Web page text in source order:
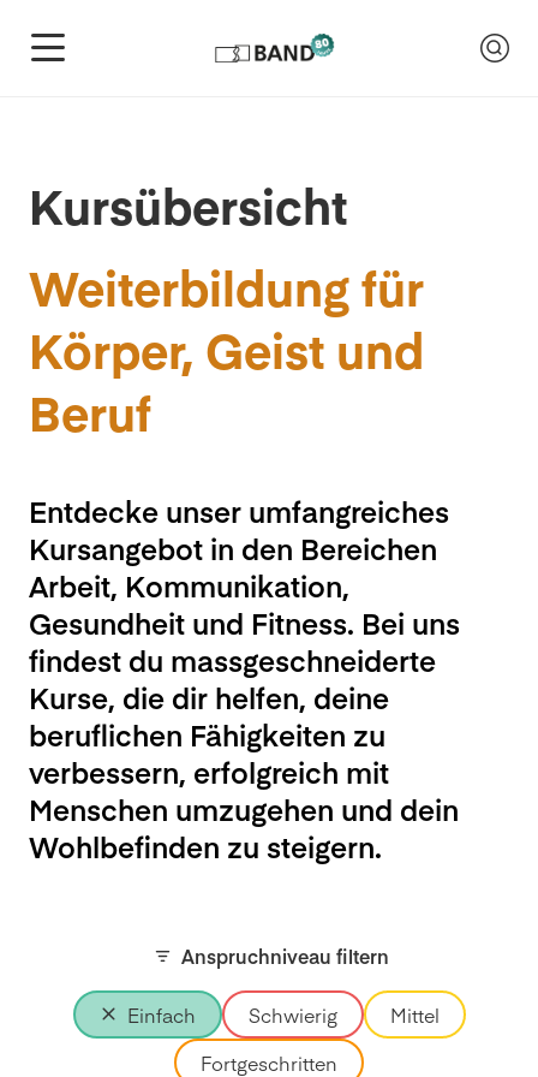
Kursübersicht
Weiterbildung für
Körper, Geist und
Beruf
Entdecke unser umfangreiches
Kursangebot in den Bereichen
Arbeit, Kommunikation,
Gesundheit und Fitness. Bei uns
findest du massgeschneiderte
Kurse, die dir helfen, deine
beruflichen Fähigkeiten zu
verbessern, erfolgreich mit
Menschen umzugehen und dein
Wohlbefinden zu steigern.
Anspruchniveau filtern
Einfach Schwierig
Mittel
Fortgeschritten